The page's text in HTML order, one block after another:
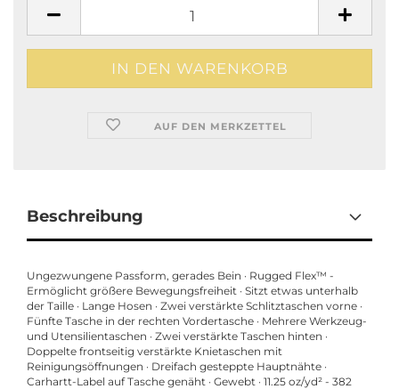
AUF DEN MERKZETTEL
Beschreibung
Ungezwungene Passform, gerades Bein · Rugged Flex™ -
Ermöglicht größere Bewegungsfreiheit · Sitzt etwas unterhalb
der Taille · Lange Hosen · Zwei verstärkte Schlitztaschen vorne ·
Fünfte Tasche in der rechten Vordertasche · Mehrere Werkzeug-
und Utensilientaschen · Zwei verstärkte Taschen hinten ·
Doppelte frontseitig verstärkte Knietaschen mit
Reinigungsöffnungen · Dreifach gesteppte Hauptnähte ·
Carhartt-Label auf Tasche genäht · Gewebt · 11.25 oz/yd² - 382